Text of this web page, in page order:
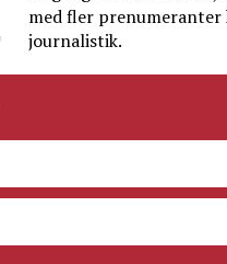
med fler prenumeranter
journalistik.